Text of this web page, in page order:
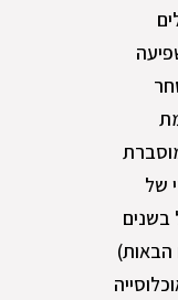
של
בשנים
הבאות)